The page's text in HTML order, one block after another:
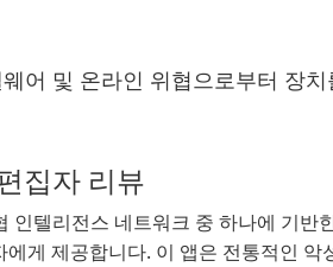
어 및 온라인 위협으로부터 장
집자 리뷰
텔리전스 네트워크 중 하나에 기반
게 제공합니다. 이 앱은 전통적인 악